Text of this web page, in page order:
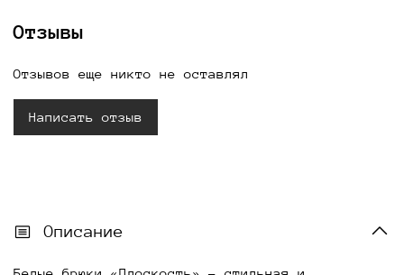
Отзывы
Отзывов еще никто не оставлял
Написать отзыв
Описание